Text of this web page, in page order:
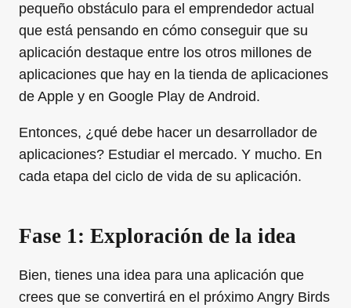
pequeño obstáculo para el emprendedor actual
que está pensando en cómo conseguir que su
aplicación destaque entre los otros millones de
aplicaciones que hay en la tienda de aplicaciones
de Apple y en Google Play de Android.
Entonces, ¿qué debe hacer un desarrollador de
aplicaciones? Estudiar el mercado. Y mucho. En
cada etapa del ciclo de vida de su aplicación.
Fase 1: Exploración de la idea
Bien, tienes una idea para una aplicación que
crees que se convertirá en el próximo Angry Birds